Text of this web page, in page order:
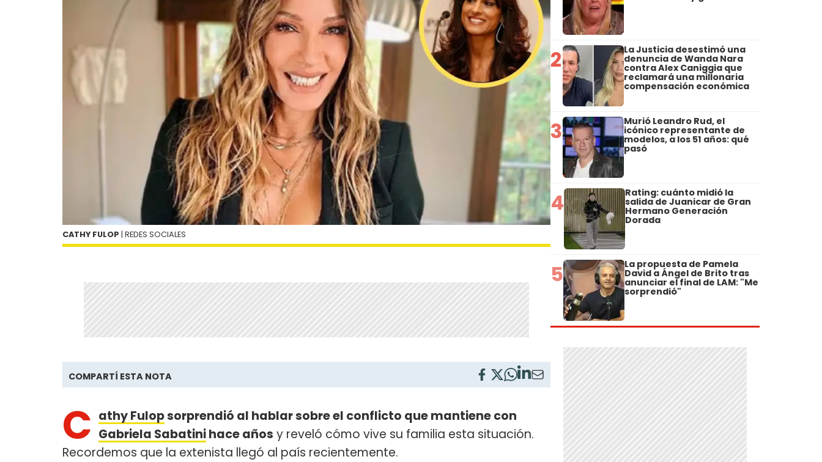
CATHY FULOP | REDES SOCIALES
COMPARTÍ ESTA NOTA
C athy Fulopsorprendió al hablar sobre el conflicto que mantiene con
Gabriela Sabatinihace años y reveló cómo vive su familia esta situación.
Recordemos que la extenista llegó al país recientemente.
2 La Justicia desestimó una
denuncia de Wanda Nara
contra Alex Caniggia que
reclamará una millonaria
compensación económica
3 Murió Leandro Rud, el
icónico representante de
modelos, a los 51 años: qué
pasó
4 Rating: cuánto midió la
salida de Juanicar de Gran
Hermano Generación
Dorada
5 La propuesta de Pamela
David a Ángel de Brito tras
anunciar el final de LAM: "Me
sorprendió"